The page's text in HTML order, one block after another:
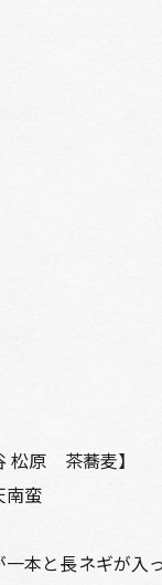
松原 茶蕎麦】
南蛮
一本と長ネギが入